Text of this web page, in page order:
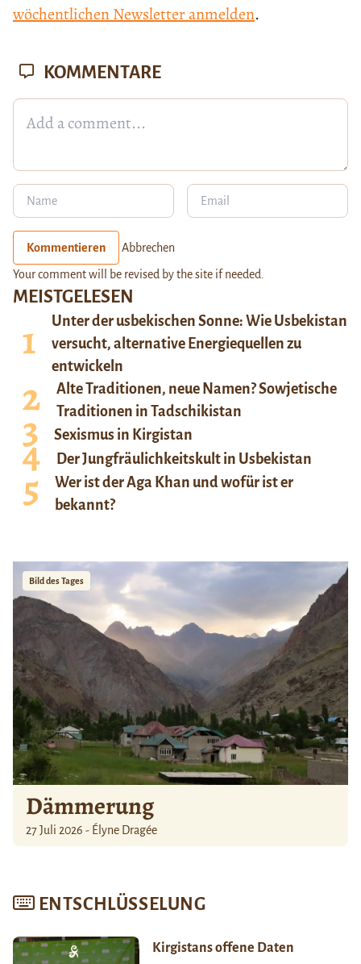
wöchentlichen Newsletter anmelden.
MEISTGELESEN
Unter der usbekischen Sonne: Wie Usbekistan
versucht, alternative Energiequellen zu
entwickeln
Alte Traditionen, neue Namen? Sowjetische
Traditionen in Tadschikistan
Sexismus in Kirgistan
Der Jungfräulichkeitskult in Usbekistan
Wer ist der Aga Khan und wofür ist er
bekannt?
Bild des Tages
Dämmerung
27 Juli 2026 - Élyne Dragée
ENTSCHLÜSSELUNG
Kirgistans offene Daten
KOMMENTARE
Kommentieren Abbrechen
Your comment will be revised by the site if needed.